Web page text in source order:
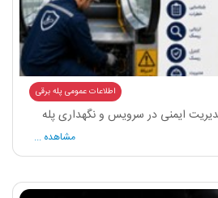
اطلاعات عمومی پله برقی
ایمنی در سرویس و نگهداری پله
مشاهده ...